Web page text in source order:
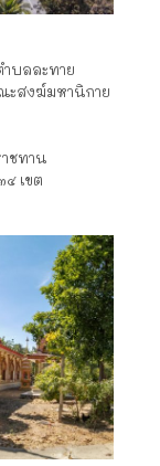
บลละทาย
ะสงฆ์มหานิกาย
ชทาน
เขต